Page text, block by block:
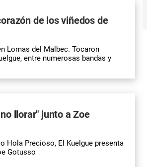
de los viñedos de
Lomas del Malbec. Tocaron
entre numerosas bandas y
llorar" junto a Zoe
Hola Precioso, El Kuelgue presenta
Gotusso